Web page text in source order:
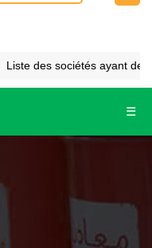
Liste des sociétés ayant
☰